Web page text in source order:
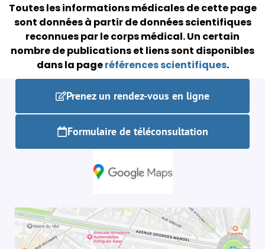
Toutes les informations médicales de cette page
sont données à partir de données scientifiques
reconnues par le corps médical.Un certain
nombre de publications et liens sont disponibles
dans la pageréférences scientifiques.
Prenez un rendez-vous en ligne
Formulaire de téléconsultation